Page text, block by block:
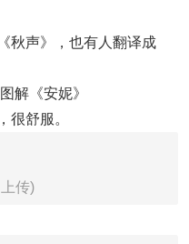
秋声》，也有人翻译成
解《安妮》
很舒服。
传)